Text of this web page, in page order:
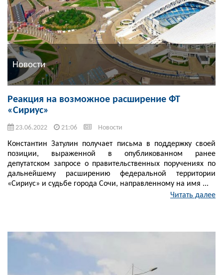
Новости
Реакция на возможное расширение ФТ
«Сириус»
23.06.2022 21:06 Новости
Константин Затулин получает письма в поддержку своей
позиции, выраженной в опубликованном ранее
депутатском запросе о правительственных поручениях по
дальнейшему расширению федеральной территории
«Сириус» и судьбе города Сочи, направленному на имя ...
Читать далее